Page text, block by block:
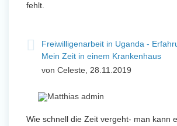
fehlt.
Freiwilligenarbeit in Uganda -
Mein Zeit in einem Krankenhaus
von Celeste, 28.11.2019
Wie schnell die Zeit vergeht- man kann